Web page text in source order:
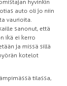
hyvinkin
auto oli jo niin
vaurioita.
sanonut, että
ikä ei kerro
ja missä sillä
kotelot
tilassa,